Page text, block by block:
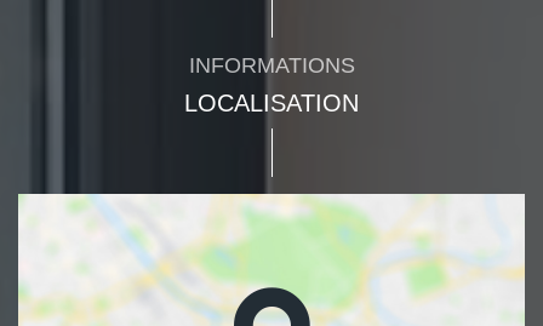
INFORMATIONS
LOCALISATION